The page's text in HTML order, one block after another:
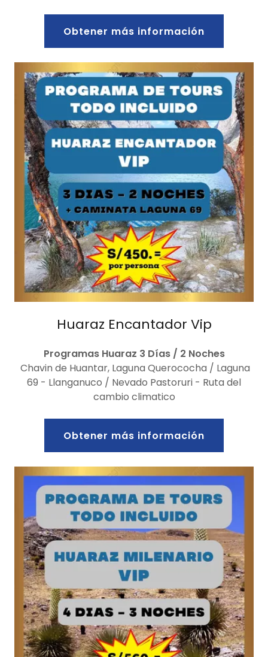
Obtener más información
Huaraz Encantador Vip
Programas Huaraz 3 Días / 2 Noches
Chavin de Huantar, Laguna Querococha / Laguna
69 - Llanganuco / Nevado Pastoruri - Ruta del
cambio climatico
Obtener más información